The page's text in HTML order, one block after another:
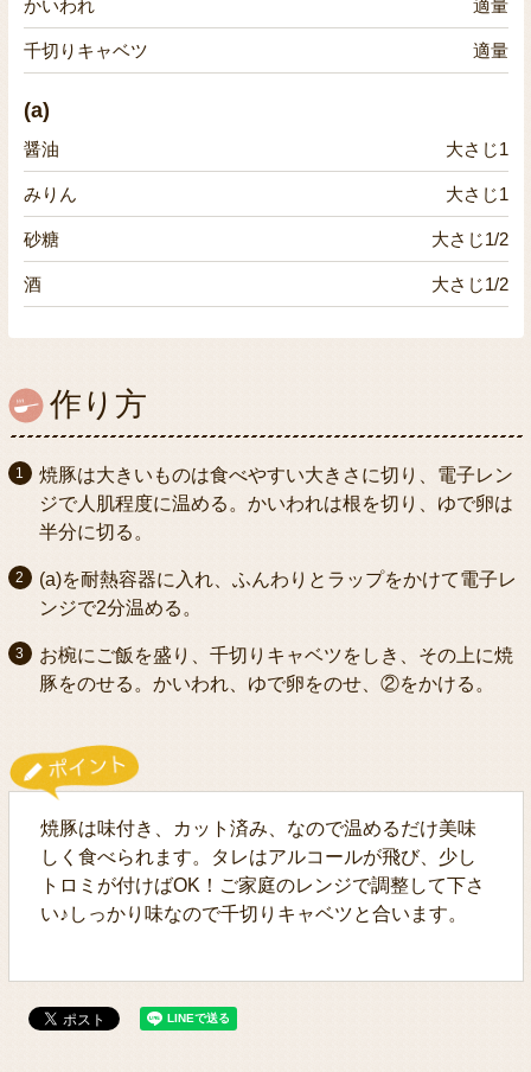
かいわれ 適量
千切りキャベツ 適量
(a)
醤油 大さじ1
みりん 大さじ1
砂糖 大さじ1/2
酒 大さじ1/2
作り方
焼豚は大きいものは食べやすい大きさに切り、電子レン
ジで人肌程度に温める。かいわれは根を切り、ゆで卵は
半分に切る。
(a)を耐熱容器に入れ、ふんわりとラップをかけて電子レ
ンジで2分温める。
お椀にご飯を盛り、千切りキャベツをしき、その上に焼
豚をのせる。かいわれ、ゆで卵をのせ、②をかける。
焼豚は味付き、カット済み、なので温めるだけ美味
しく食べられます。タレはアルコールが飛び、少し
トロミが付けばOK！ご家庭のレンジで調整して下さ
い♪しっかり味なので千切りキャベツと合います。